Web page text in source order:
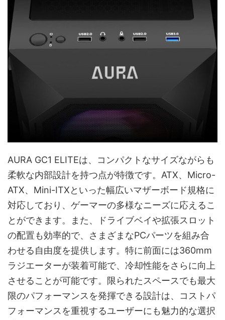
AURA GC1 ELITEは、コンパクトなサイズながらも
柔軟な内部設計を持つ点が特徴です。ATX、Micro-
ATX、Mini-ITXといった幅広いマザーボード規格に
対応しており、ゲーマーの多様なニーズに応えるこ
とができます。また、ドライブベイや拡張スロット
の配置も効率的で、さまざまなPCパーツを組み合
わせる自由度を提供します。特に前面には360mm
ラジエーターが装着可能で、冷却性能をさらに向上
させることが可能です。限られたスペースでも最大
限のパフォーマンスを発揮できる設計は、コストパ
フォーマンスを重視するユーザーにも魅力的な選択